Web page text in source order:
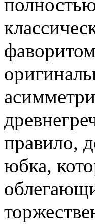
правило,
юбка,